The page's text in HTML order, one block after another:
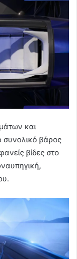
και
συνολικό βάρος
βίδες στο